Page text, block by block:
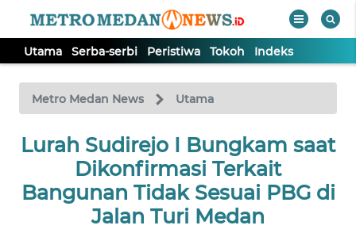
Utama Serba-serbi Peristiwa Tokoh Indeks
Metro Medan News Utama
Lurah Sudirejo I Bungkam saat
Dikonfirmasi Terkait
Bangunan Tidak Sesuai PBG di
Jalan Turi Medan
TV
Tutup
UTAMA
SERBA-
SERBI